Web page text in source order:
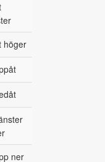
höger
ner